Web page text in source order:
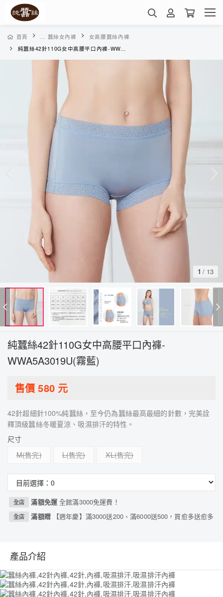
首頁 ... 蠶絲女內褲
女高腰蠶絲內褲
純蠶絲42針110G女中高腰平口內褲-WWA5A3019U(霧藍)
1 / 13
純蠶絲42針110G女中高腰平口內褲-
WWA5A3019U(霧藍)
售價580元
42針超細針100%純蠶絲，至今仍為蠶絲最高最細的針數，完美詮
釋頂級蠶絲冬暖夏涼、吸濕排汗的特性。
尺寸
M
L XL
全店 滿額免運全館滿3000免運費！
全店 滿額贈 【週年慶】滿3000送200、滿6000送500，買愈多送愈多
產品介紹